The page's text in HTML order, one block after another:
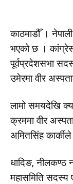
काठमाडौँ ।
भएको छ । कांग्रेस
पूर्वप्रदेशसभा
उमेरमा वीर
लामो समयदेखि
क्रममा वीर
अमितसिंह कार्कीले
धादिङ, नीलकण्ठ
महासमिति